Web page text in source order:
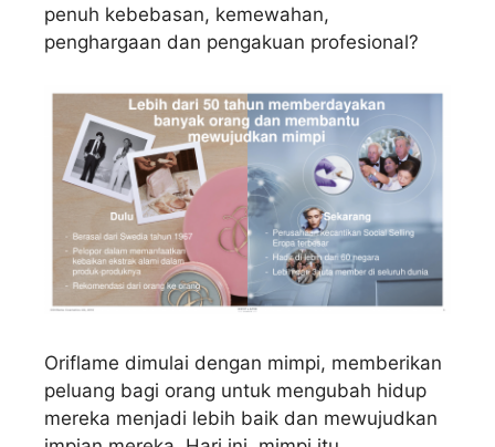
penuh kebebasan, kemewahan,
penghargaan dan pengakuan profesional?
Oriflame dimulai dengan mimpi, memberikan
peluang bagi orang untuk mengubah hidup
mereka menjadi lebih baik dan mewujudkan